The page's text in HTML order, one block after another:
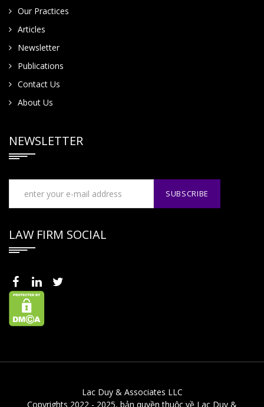
Our Practices
Articles
Newsletter
Publications
Contact Us
About Us
NEWSLETTER
LAW FIRM SOCIAL
Lac Duy & Associates LLC
Copyrights 2022 - 2025, bản quyền thuộc về Lac Duy &